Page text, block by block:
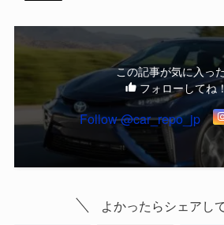
この記事が気に入っ
フォローしてね
Follow @car_repo_jp
よかったらシェアし